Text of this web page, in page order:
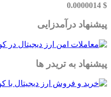
$ 0.0000014
پیشنهاد درآمدزایی
پیشنهاد به تریدر ها